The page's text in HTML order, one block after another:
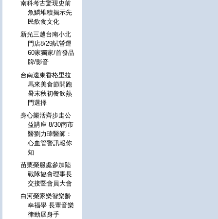
南科考古驚現史前
魚鱗堆積揭示先
民飲食文化
新光三越台南小北
門店8/29試營運
60家獨家/首發品
牌/影音
台南遠東香格里拉
馬來美食節開跑
暑末秋初餐飲熱
門選擇
身心樂活齊步走公
益講座 8/30南市
醫劉力瑋醫師：
心血管警訊報你
知
苗栗榮服處參加陸
戰隊協會理事長
交接暨會員大會
白河榮家樂智樂齡
幸福學 長輩音樂
律動展身手